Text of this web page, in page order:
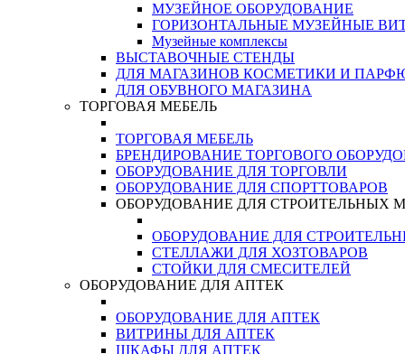
МУЗЕЙНОЕ ОБОРУДОВАНИЕ
ГОРИЗОНТАЛЬНЫЕ МУЗЕЙНЫЕ
Музейные комплексы
ВЫСТАВОЧНЫЕ СТЕНДЫ
ДЛЯ МАГАЗИНОВ КОСМЕТИКИ И
ДЛЯ ОБУВНОГО МАГАЗИНА
ТОРГОВАЯ МЕБЕЛЬ
ТОРГОВАЯ МЕБЕЛЬ
БРЕНДИРОВАНИЕ ТОРГОВОГО
ОБОРУДОВАНИЕ ДЛЯ ТОРГОВЛИ
ОБОРУДОВАНИЕ ДЛЯ СПОРТТОВАРОВ
ОБОРУДОВАНИЕ ДЛЯ СТРОИТЕЛЬНЫХ
ОБОРУДОВАНИЕ ДЛЯ
СТЕЛЛАЖИ ДЛЯ ХОЗТОВАРОВ
СТОЙКИ ДЛЯ СМЕСИТЕЛЕЙ
ОБОРУДОВАНИЕ ДЛЯ АПТЕК
ОБОРУДОВАНИЕ ДЛЯ АПТЕК
ВИТРИНЫ ДЛЯ АПТЕК
ШКАФЫ ДЛЯ АПТЕК